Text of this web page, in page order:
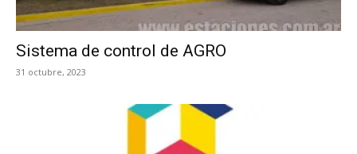
Sistema de control de AGRO
31 octubre, 2023